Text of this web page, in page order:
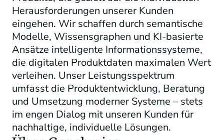
Herausforderungen unserer Kunden
eingehen. Wir schaffen durch semantische
Modelle, Wissensgraphen und KI-basierte
Ansätze intelligente Informationssysteme,
die digitalen Produktdaten maximalen Wert
verleihen. Unser Leistungsspektrum
umfasst die Produktentwicklung, Beratung
und Umsetzung moderner Systeme – stets
im engen Dialog mit unseren Kunden für
nachhaltige, individuelle Lösungen.